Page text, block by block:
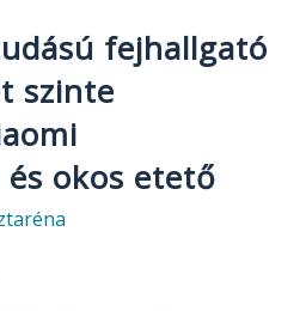
fejhallgató
szinte
okos etető